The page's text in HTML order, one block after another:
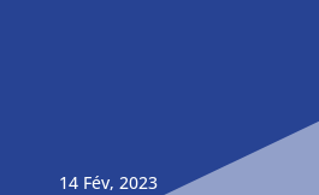
14 Fév, 2023